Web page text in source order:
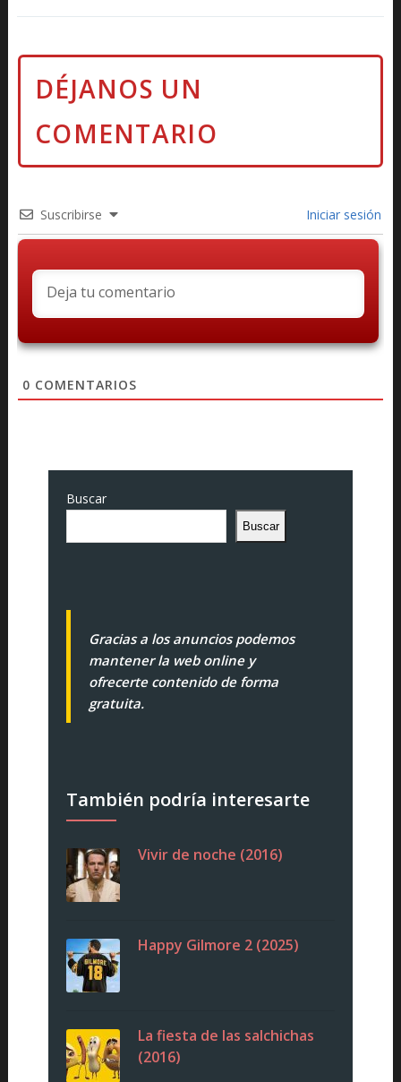
Suscribirse Iniciar sesión
0 COMENTARIOS
Buscar
Buscar
Gracias a los anuncios podemos
mantener la web online y
ofrecerte contenido de forma
gratuita.
También podría interesarte
Vivir de noche (2016)
Happy Gilmore 2 (2025)
La fiesta de las salchichas
(2016)